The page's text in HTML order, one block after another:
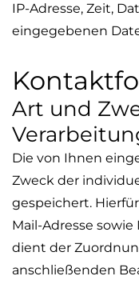
IP-Adresse, Zeit,
eingegebenen
Art und
Die von Ihnen
Zweck der
gespeichert.
Mail-Adresse
dient der
anschließenden